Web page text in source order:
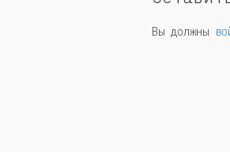
Вы должны